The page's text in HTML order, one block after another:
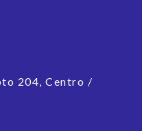
204, Centro /